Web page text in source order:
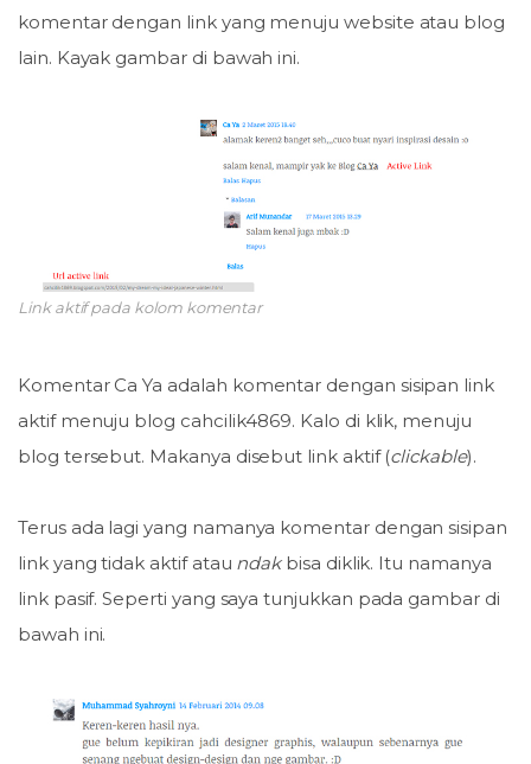
komentar dengan link yang menuju website atau blog
lain. Kayak gambar di bawah ini.
Link aktif pada kolom komentar
Komentar Ca Ya adalah komentar dengan sisipan link
aktif menuju blog cahcilik4869. Kalo di klik, menuju
blog tersebut. Makanya disebut link aktif (clickable).
Terus ada lagi yang namanya komentar dengan sisipan
link yang tidak aktif atau ndak bisa diklik. Itu namanya
link pasif. Seperti yang saya tunjukkan pada gambar di
bawah ini.